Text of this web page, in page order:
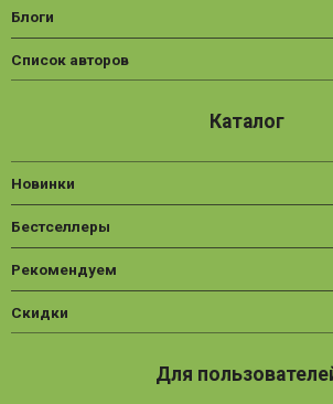
Блоги
Список авторов
Каталог
Новинки
Бестселлеры
Рекомендуем
Скидки
Для